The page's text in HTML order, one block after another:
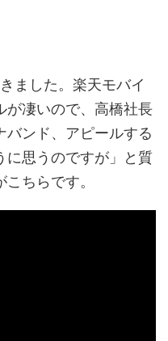
ました。楽天モバイ
が凄いので、高橋社長
バンド、アピールする
に思うのですが」と質
ちらです。